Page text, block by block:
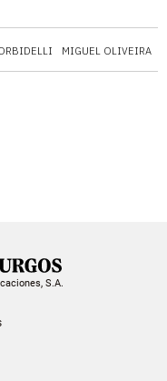
MIGUEL OLIVEIRA
S.A.